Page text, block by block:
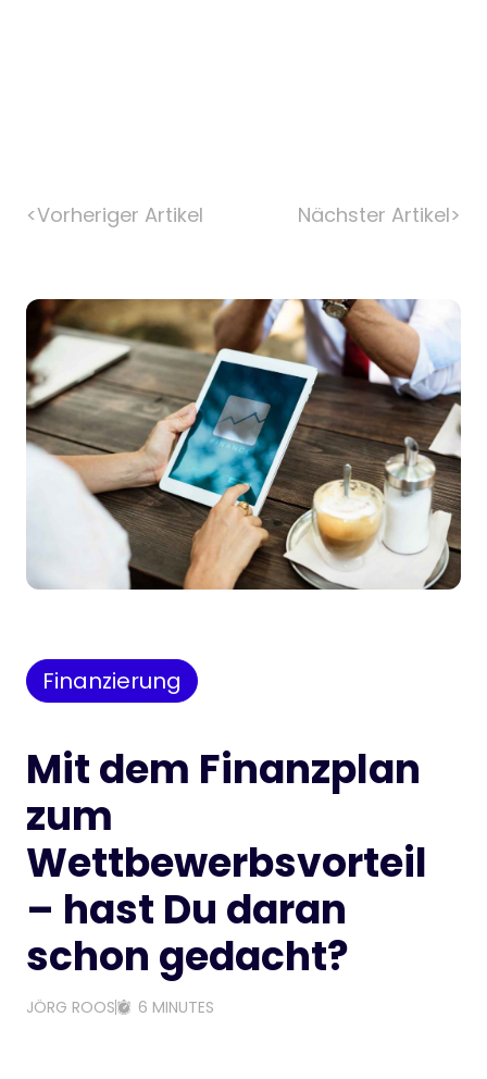
<Vorheriger Artikel Nächster Artikel>
Finanzierung
Mit dem Finanzplan
zum
Wettbewerbsvorteil
– hast Du daran
schon gedacht?
JÖRG ROOS 6 MINUTES